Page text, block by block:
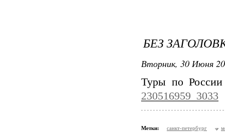
БЕЗ
Вторник, 30 Июня
Туры по России
230516959_3033
Метки: санкт-петербург